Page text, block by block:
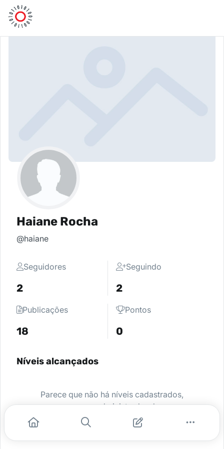
Haiane Rocha
@haiane
Seguidores
2
Seguindo
2
Publicações
18
Pontos
0
Níveis alcançados
Parece que não há níveis cadastrados,
peça para o administrador da sua
comunidade ativar e comece a se